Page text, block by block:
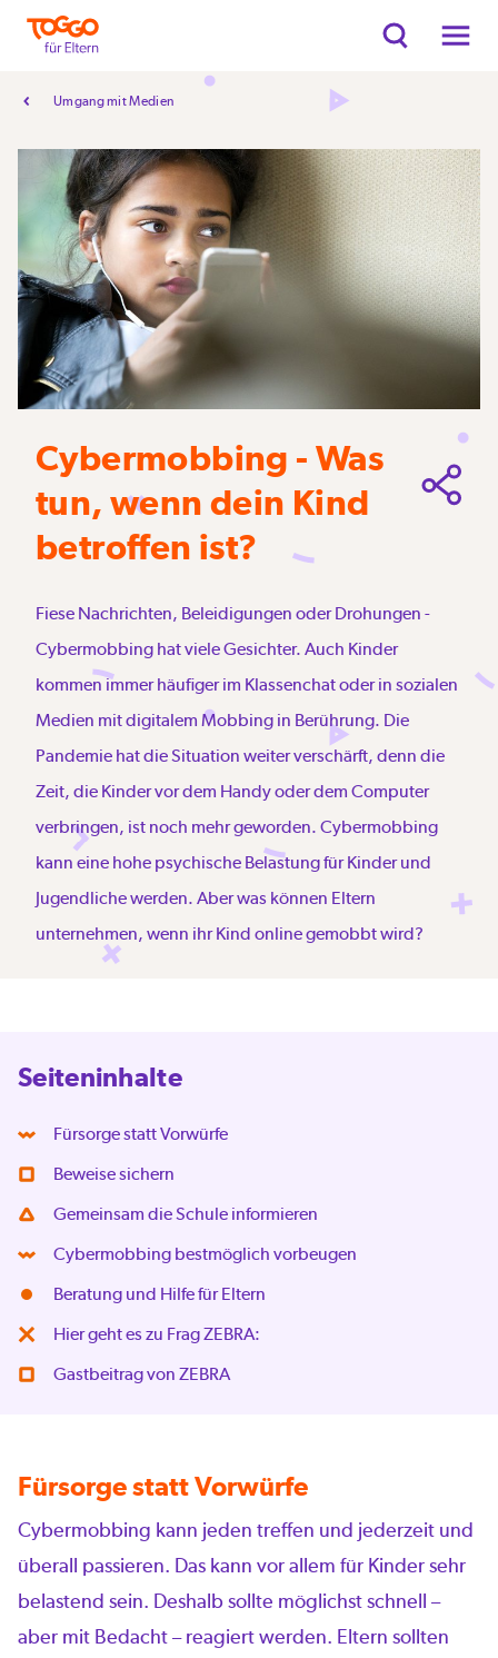
Umgang mit Medien
Cybermobbing - Was
tun, wenn dein Kind
betroffen ist?
Fiese Nachrichten, Beleidigungen oder Drohungen -
Cybermobbing hat viele Gesichter. Auch Kinder
kommen immer häufiger im Klassenchat oder in sozialen
Medien mit digitalem Mobbing in Berührung. Die
Pandemie hat die Situation weiter verschärft, denn die
Zeit, die Kinder vor dem Handy oder dem Computer
verbringen, ist noch mehr geworden. Cybermobbing
kann eine hohe psychische Belastung für Kinder und
Jugendliche werden. Aber was können Eltern
unternehmen, wenn ihr Kind online gemobbt wird?
Seiteninhalte
Fürsorge statt Vorwürfe
Beweise sichern
Gemeinsam die Schule informieren
Cybermobbing bestmöglich vorbeugen
Beratung und Hilfe für Eltern
Hier geht es zu Frag ZEBRA:
Gastbeitrag von ZEBRA
Fürsorge statt Vorwürfe
Cybermobbing kann jeden treffen und jederzeit und
überall passieren. Das kann vor allem für Kinder sehr
belastend sein. Deshalb sollte möglichst schnell –
aber mit Bedacht – reagiert werden. Eltern sollten